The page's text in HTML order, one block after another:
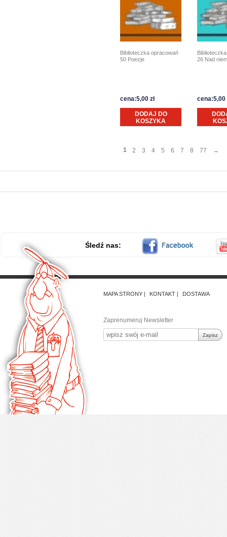
Biblioteczka opracowań
50 Poezje
cena:5,00 zł
DODAJ DO
KOSZYKA
26 Nad
cena:5,00
1 2 3 4 5 6 7 8 77 →
Śledź nas:
MAPA STRONY KONTAKT DOSTAWA
Zaprenumeruj Newsletter